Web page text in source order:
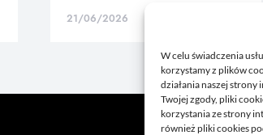
W celu świadczenia
korzystamy z plików
działania naszej
Twojej zgody, pliki
korzystania ze strony
również pliki cookies
21/06/2026